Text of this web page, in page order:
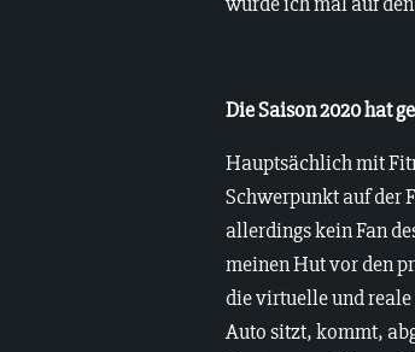
Die Saison 2020 hat
Hauptsächlich mit
Schwerpunkt auf der
allerdings kein Fan
meinen Hut vor den
die virtuelle und
Auto sitzt, kommt,